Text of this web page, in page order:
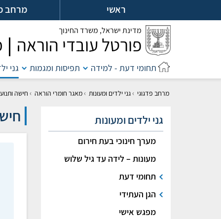
אל
ראשי מרחב
מדינת ישראל, משרד החינוך
פורטל עובדי הוראה
תחומי דעת - למידה תפיסות ומגמות גני
מרחב פדגוגי ›גני ילדים ומעונות ›מאגר חומרי הוראה › חישה
גני ילדים ומעונות
מערך חינוכי בעת חירום
מעונות – לידה עד גיל שלוש
תחומי דעת
הגן העתידי
מפגש אישי